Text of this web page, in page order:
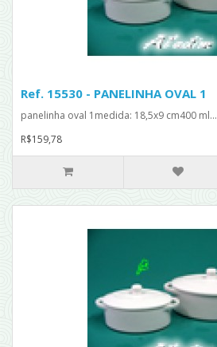
Ref. 15530 - PANELINHA OVAL 1
panelinha oval 1medida: 18,5x9 cm400 ml...
R$159,78